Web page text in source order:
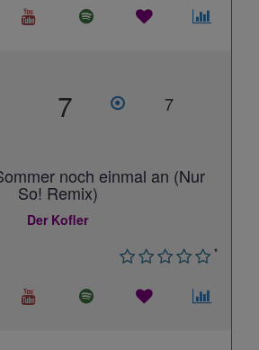
7 7
noch einmal an (Nur
So! Remix)
Der Kofler
*